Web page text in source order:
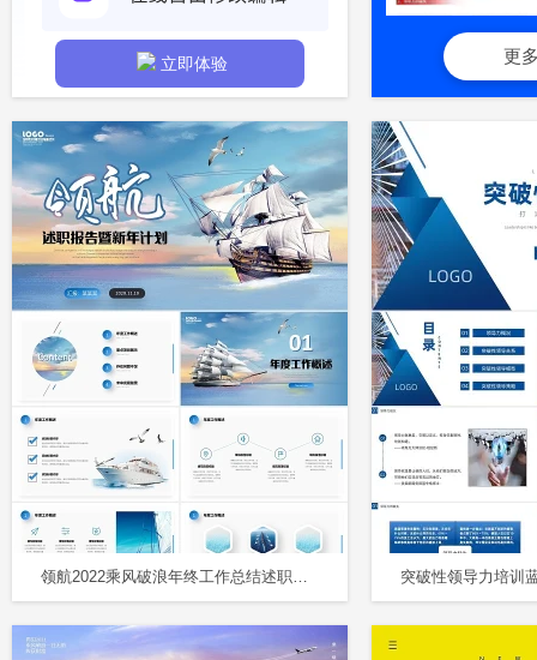
立即体验 更
领航2022乘风破浪年终工作总结述职报告新年计划PPT年终总结